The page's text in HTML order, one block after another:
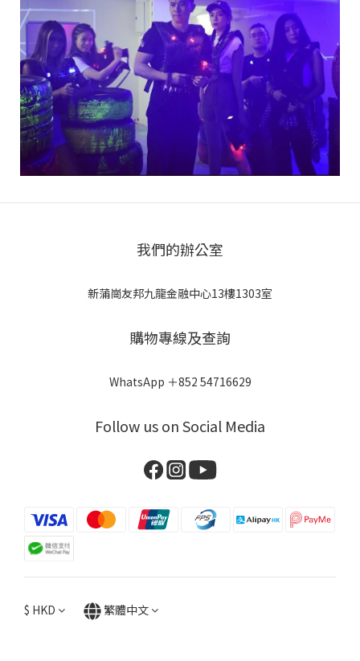
我們的辦公室
新蒲崗友邦九龍金融中心13樓1303室
購物專線及查詢
WhatsApp ＋852 54716629
Follow us on Social Media
$ HKD 繁體中文